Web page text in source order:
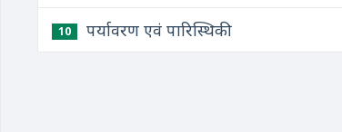
10 पर्यावरण एवं पारिस्थिकी